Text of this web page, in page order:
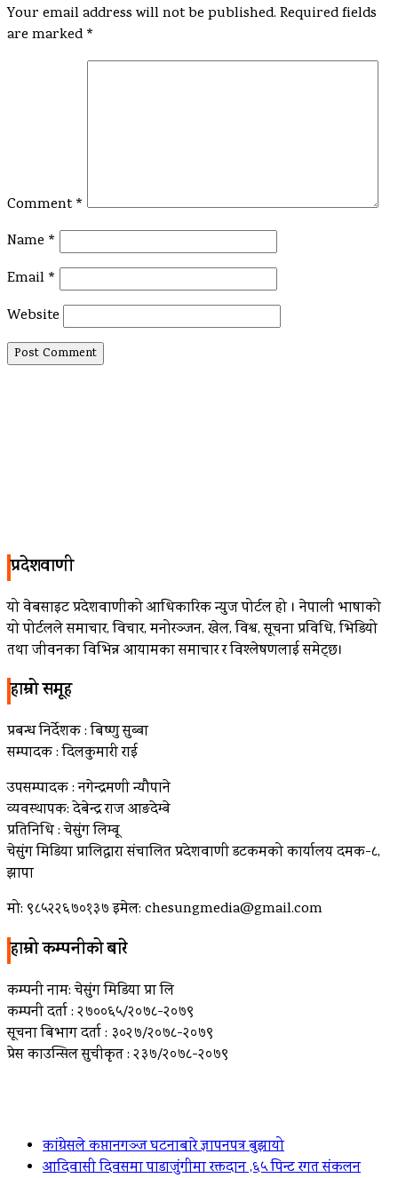
Your email address will not be published. Required fields
are marked *
Comment*
Name *
Email *
Website
प्रदेशवाणी
यो वेबसाइट प्रदेशवाणीको आधिकारिक न्युज पोर्टल हो । नेपाली भाषाको
यो पोर्टलले समाचार, विचार, मनोरञ्जन, खेल, विश्व, सूचना प्रविधि, भिडियो
तथा जीवनका विभिन्न आयामका समाचार र विश्लेषणलाई समेट्छ।
हाम्रो समूह
प्रबन्ध निर्देशक : बिष्णु सुब्बा
सम्पादक : दिलकुमारी राई
उपसम्पादक : नगेन्द्रमणी न्यौपाने
व्यवस्थापक: देबेन्द्र राज आङदेम्बे
प्रतिनिधि : चेसुंग लिम्बू
चेसुंग मिडिया प्रालिद्वारा संचालित प्रदेशवाणी डटकमको कार्यालय दमक-८,
झापा
मो: ९८५२२६७०१३७ इमेल: chesungmedia@gmail.com
हाम्रो कम्पनीको बारे
कम्पनी नाम: चेसुंग मिडिया प्रा लि
कम्पनी दर्ता : २७००६५/२०७८-२०७९
सूचना बिभाग दर्ता : ३०२७/२०७८-२०७९
प्रेस काउन्सिल सुचीकृत : २३७/२०७८-२०७९
कांग्रेसले कप्तानगञ्ज घटनाबारे ज्ञापनपत्र बुझायो
आदिवासी दिवसमा पाडाजुंगीमा रक्तदान ,६५ पिन्ट रगत संकलन